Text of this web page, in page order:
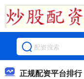
正规配资平台排行